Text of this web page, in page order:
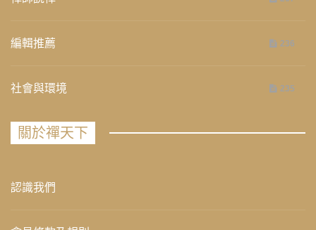
編輯推薦 236
社會與環境 235
關於禪天下
認識我們